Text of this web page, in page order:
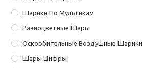
Шарики По Мультикам
Разноцветные Шары
Оскорбительные Воздушные Шарики
Шары Цифры